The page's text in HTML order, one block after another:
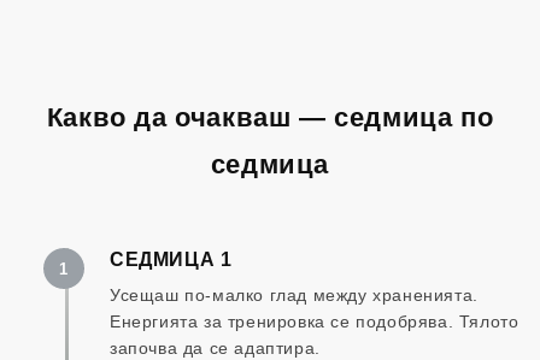
Какво да очакваш — седмица по
седмица
1 СЕДМИЦА 1
Усещаш по-малко глад между храненията.
Енергията за тренировка се подобрява. Тялото
започва да се адаптира.